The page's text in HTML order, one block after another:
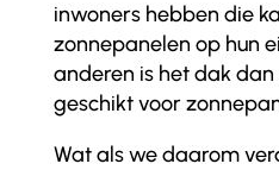
inwoners hebben die
zonnepanelen op hun
anderen is het dak
geschikt voor
Wat als we daarom